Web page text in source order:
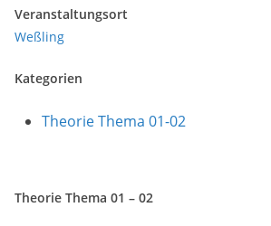
Veranstaltungsort
Weßling
Kategorien
Theorie Thema 01-02
Theorie Thema 01 – 02